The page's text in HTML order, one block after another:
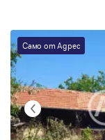
Само от Адрес